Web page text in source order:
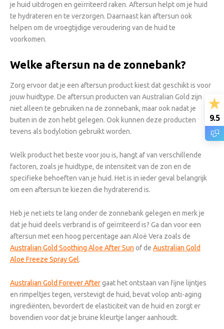
je huid uitdrogen en geïrriteerd raken. Aftersun helpt om je huid
te hydrateren en te verzorgen. Daarnaast kan aftersun ook
helpen om de vroegtijdige veroudering van de huid te
voorkomen.
Welke aftersun na de zonnebank?
Zorg ervoor dat je een aftersun product kiest dat geschikt is voor
jouw huidtype. De aftersun producten van Australian Gold zijn
niet alleen te gebruiken na de zonnebank, maar ook nadat je
buiten in de zon hebt gelegen. Ook kunnen deze producten
tevens als bodylotion gebruikt worden.
Welk product het beste voor jou is, hangt af van verschillende
factoren, zoals je huidtype, de intensiteit van de zon en de
specifieke behoeften van je huid. Het is in ieder geval belangrijk
om een aftersun te kiezen die hydraterend is.
Heb je net iets te lang onder de zonnebank gelegen en merk je
dat je huid deels verbrand is of geïrriteerd is? Ga dan voor een
aftersun met een hoog percentage aan Aloë Vera zoals de
Australian Gold Soothing Aloe After Sun of de Australian Gold
Aloe Freeze Spray Gel.
Australian Gold Forever Aftergaat het ontstaan van fijne lijntjes
en rimpeltjes tegen, verstevigt de huid, bevat volop anti-aging
ingrediënten, bevordert de elasticiteit van de huid en zorgt er
bovendien voor dat je bruine kleurtje langer aanhoudt.
9.5